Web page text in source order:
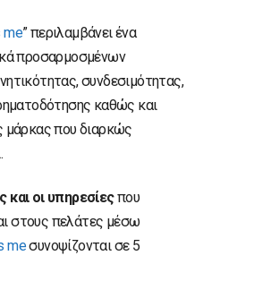
me” περιλαμβάνει ένα
προσαρμοσμένων
συνδεσιμότητας,
καθώς και
μάρκας που διαρκώς
και οι υπηρεσίεςπου
στους πελάτες μέσω
meσυνοψίζονται σε 5